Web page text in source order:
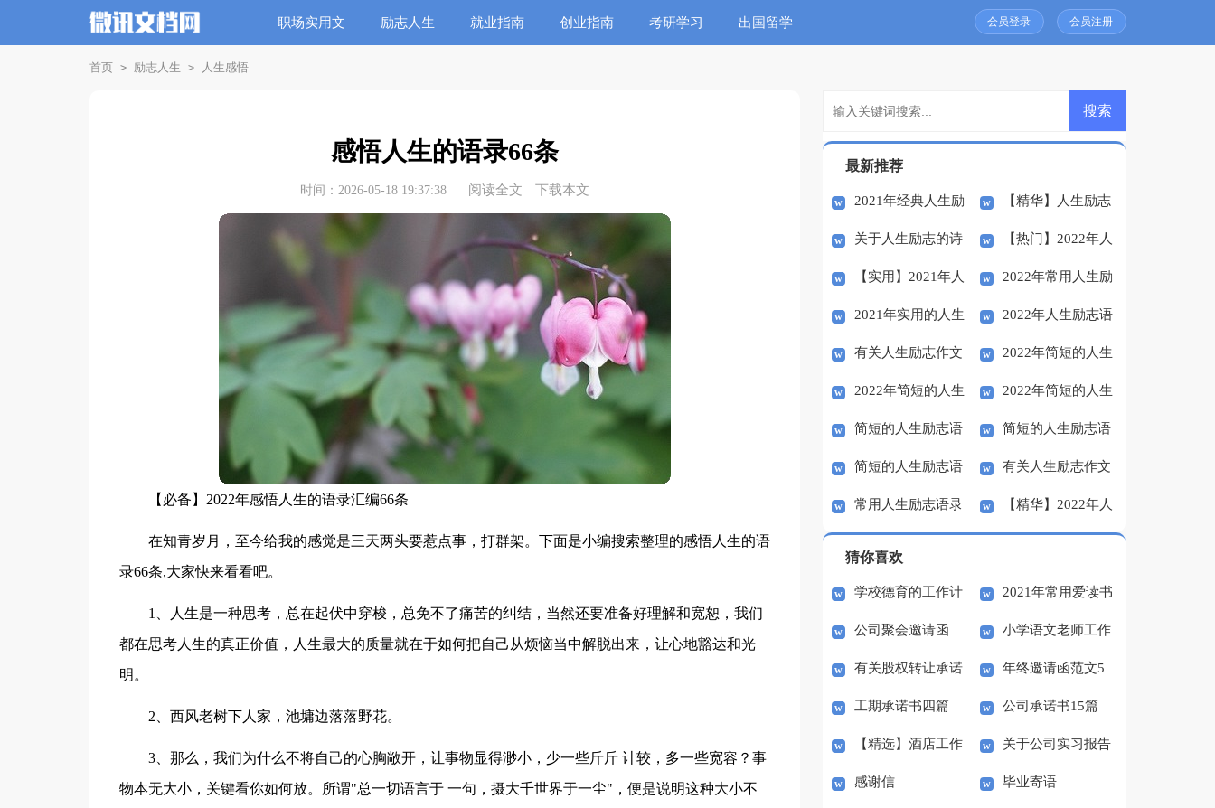
职场实用文 励志人生 就业指南 创业指南 考研学习 出国留学 会员登录 会员注册
首页 > 励志人生 > 人生感悟
感悟人生的语录66条
时间：2026-05-18 19:37:38 阅读全文 下载本文
【必备】2022年感悟人生的语录汇编66条
在知青岁月，至今给我的感觉是三天两头要惹点事，打群架。下面是小编搜索整理的感悟人生的语
录66条,大家快来看看吧。
1、人生是一种思考，总在起伏中穿梭，总免不了痛苦的纠结，当然还要准备好理解和宽恕，我们
都在思考人生的真正价值，人生最大的质量就在于如何把自己从烦恼当中解脱出来，让心地豁达和光
明。
2、西风老树下人家，池墉边落落野花。
3、那么，我们为什么不将自己的心胸敞开，让事物显得渺小，少一些斤斤 计较，多一些宽容？事
物本无大小，关键看你如何放。所谓"总一切语言于 一句，摄大千世界于一尘"，便是说明这种大小不
最新推荐
2021年经典人生励
志语录集合47条
【精华】人生励志
语录大汇总81句
关于人生励志的诗
句
【热门】2022年人
生励志语录汇编44条
【实用】2021年人
生励志语录集合57句
2022年常用人生励
志语录摘录35句
2021年实用的人生
励志语录大集合74条
2022年人生励志语
录72句
有关人生励志作文
合集8篇
2022年简短的人生
励志语录集合64句
2022年简短的人生
励志语录汇编32条
2022年简短的人生
励志语录32条
简短的人生励志语
录集合58句
简短的人生励志语
录大集合56句
简短的人生励志语
录集合47条
有关人生励志作文
五篇
常用人生励志语录 【精华】2022年人
猜你喜欢
学校德育的工作计
划
2021年常用爱读书
的名言合集77句
公司聚会邀请函 小学语文老师工作
总结
有关股权转让承诺
书3篇
年终邀请函范文5
篇
工期承诺书四篇 公司承诺书15篇
【精选】酒店工作
总结模板锦集六篇
关于公司实习报告
模板集合九篇
感谢信 毕业寄语